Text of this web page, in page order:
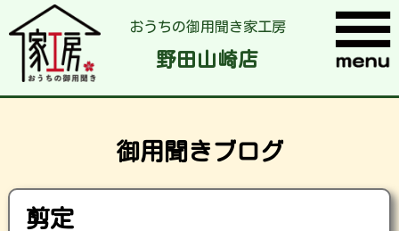
おうちの御用聞き家工房
野田山崎店
御用聞きブログ
剪定